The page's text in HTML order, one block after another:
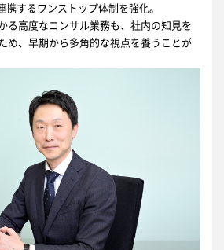
携するワンストップ体制を強化。
る高度なコンサル業務も、社内の知見を
め、早期から多角的な視点を養うことが